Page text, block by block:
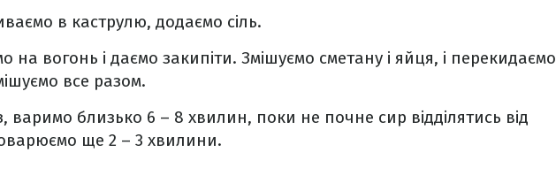
в каструлю, додаємо сіль.
на вогонь і даємо закипіти. Змішуємо сметану і яйця, і перекидаємо
все разом.
варимо близько 6 – 8 хвилин, поки не почне сир відділятись від
ще 2 – 3 хвилини.